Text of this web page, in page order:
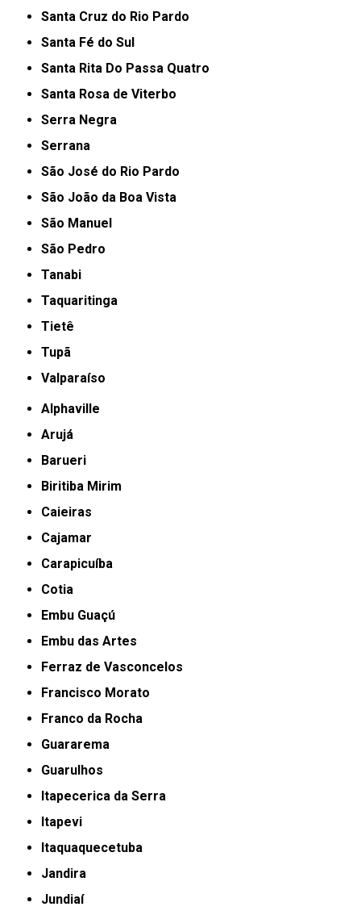
Santa Cruz do Rio Pardo
Santa Fé do Sul
Santa Rita Do Passa Quatro
Santa Rosa de Viterbo
Serra Negra
Serrana
São José do Rio Pardo
São João da Boa Vista
São Manuel
São Pedro
Tanabi
Taquaritinga
Tietê
Tupã
Valparaíso
Alphaville
Arujá
Barueri
Biritiba Mirim
Caieiras
Cajamar
Carapicuíba
Cotia
Embu Guaçú
Embu das Artes
Ferraz de Vasconcelos
Francisco Morato
Franco da Rocha
Guararema
Guarulhos
Itapecerica da Serra
Itapevi
Itaquaquecetuba
Jandira
Jundiaí